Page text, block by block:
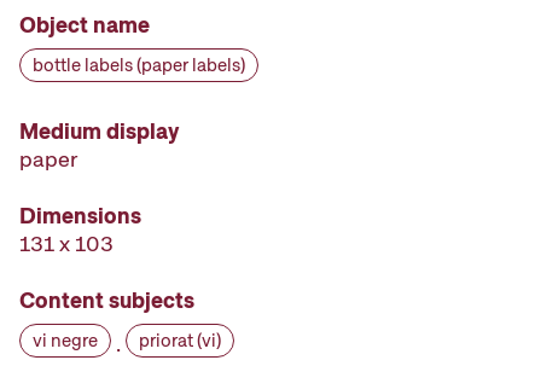
Object name
bottle labels (paper labels)
Medium display
paper
Dimensions
131 x 103
Content subjects
vi negre · priorat (vi)